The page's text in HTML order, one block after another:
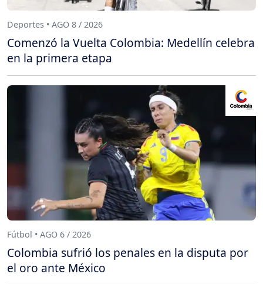
Deportes • AGO 8 / 2026
Comenzó la Vuelta Colombia: Medellín celebra
en la primera etapa
Fútbol • AGO 6 / 2026
Colombia sufrió los penales en la disputa por
el oro ante México